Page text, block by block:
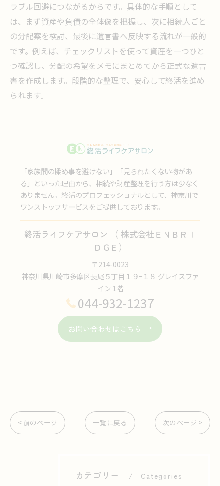
ラブル回避につながるからです。具体的な手順として
は、まず資産や負債の全体像を把握し、次に相続人ごと
の分配案を検討、最後に遺言書へ反映する流れが一般的
です。例えば、チェックリストを使って資産を一つひと
つ確認し、分配の希望をメモにまとめてから正式な遺言
書を作成します。段階的な整理で、安心して終活を進め
られます。
「家族間の揉め事を避けない」「見られたくない物があ
る」といった理由から、相続や財産整理を行う方は少なく
ありません。終活のプロフェッショナルとして、神奈川で
ワンストップサービスをご提供しております。
終活ライフケアサロン （ 株式会社ＥＮＢＲＩ
ＤＧＥ）
〒214-0023
神奈川県川崎市多摩区長尾５丁目１９−１８ グレイスファ
イン 1階
044-932-1237
お問い合わせはこちら
< 前のページ 一覧に戻る 次のページ >
カテゴリー Categories